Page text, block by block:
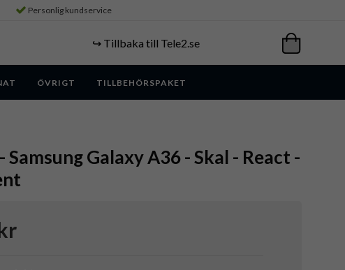
Personlig kundservice
↪️ Tillbaka till Tele2.se
ÖVRIGT TILLBEHÖRSPAKET
Galaxy A36 - Skal - React -